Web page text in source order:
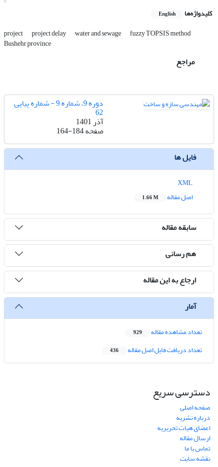
کلیدواژه‌ها English
project project delay water and sewage fuzzy TOPSIS method
Bushehr province
مراجع
دوره 9، شماره 9 - شماره پیاپی
62
آذر 1401
صفحه164-184
فایل ها
اصل مقاله
1.66 M
سابقه مقاله
هم رسانی
ارجاع به این مقاله
آمار
تعداد مشاهده مقاله 929
تعداد دریافت فایل اصل مقاله 436
دسترسی سریع
صفحه اصلی
درباره نشریه
اعضای هیات تحریریه
ارسال مقاله
تماس با ما
نقشه سایت